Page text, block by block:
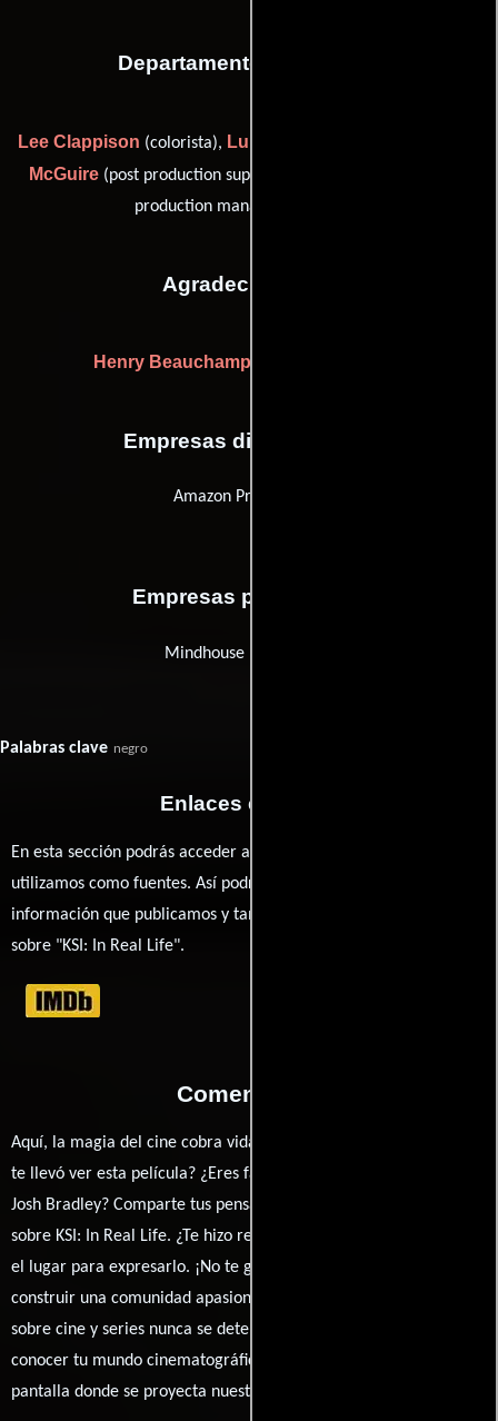
Departamento de editorial
Lee Clappison (colorista), Luke Hill
McGuire (post production supervisor) y
production manager: Molinare)
Agradecimientos
Henry Beauchamp
Empresas distribuidoras
Amazon Prime Video
Empresas productoras
Mindhouse Productions
Palabras clave negro
Enlaces externos
En esta sección podrás acceder a los recursos externos que
utilizamos como fuentes. Así podrás chequear toda la
información que publicamos y también ampliar tu conocimiento
sobre "KSI: In Real Life".
Comentarios
Aquí, la magia del cine cobra vida a través de tus opiniones. ¿Qué
te llevó ver esta película? ¿Eres fan de Wes Pollitt, Vikram Barn o
Josh Bradley? Comparte tus pensamientos, emociones y críticas
sobre KSI: In Real Life. ¿Te hizo reír, llorar o reflexionar? Este es
el lugar para expresarlo. ¡No te guardes nada! Queremos
construir una comunidad apasionada donde la conversación
sobre cine y series nunca se detenga. Únete a la charla y déjanos
conocer tu mundo cinematográfico. ¡Los comentarios son la
pantalla donde se proyecta nuestra diversidad de opiniones!